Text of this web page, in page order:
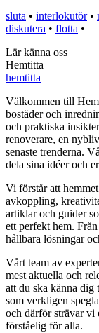
sluta • interlokutör•
diskutera • flotta •
Lär känna oss
Hemtitta
hemtitta
Välkommen till
bostäder och
och praktiska
renoverare, en
senaste trenderna.
dela sina idéer och
Vi förstår att
avkoppling,
artiklar och guider
ett perfekt hem.
hållbara lösningar
Vårt team av
mest aktuella och
att du ska känna
som verkligen
och därför strävar vi
förståelig för alla.